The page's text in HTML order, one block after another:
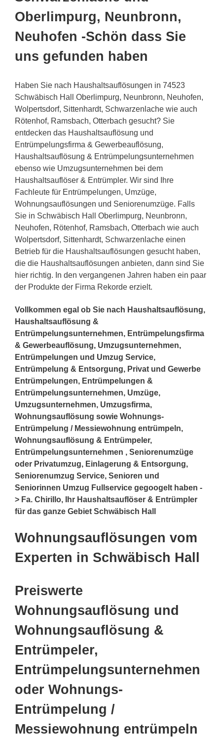
Oberlimpurg, Neunbronn,
Neuhofen -Schön dass Sie
uns gefunden haben
Haben Sie nach Haushaltsauflösungen in 74523
Schwäbisch Hall Oberlimpurg, Neunbronn, Neuhofen,
Wolpertsdorf, Sittenhardt, Schwarzenlache wie auch
Rötenhof, Ramsbach, Otterbach gesucht? Sie
entdecken das Haushaltsauflösung und
Entrümpelungsfirma & Gewerbeauflösung,
Haushaltsauflösung & Entrümpelungsunternehmen
ebenso wie Umzugsunternehmen bei dem
Haushaltsauflöser & Entrümpler. Wir sind Ihre
Fachleute für Entrümpelungen, Umzüge,
Wohnungsauflösungen und Seniorenumzüge. Falls
Sie in Schwäbisch Hall Oberlimpurg, Neunbronn,
Neuhofen, Rötenhof, Ramsbach, Otterbach wie auch
Wolpertsdorf, Sittenhardt, Schwarzenlache einen
Betrieb für die Haushaltsauflösungen gesucht haben,
die die Haushaltsauflösungen anbieten, dann sind Sie
hier richtig. In den vergangenen Jahren haben ein paar
der Produkte der Firma Rekorde erzielt.
Vollkommen egal ob Sie nach Haushaltsauflösung,
Haushaltsauflösung &
Entrümpelungsunternehmen, Entrümpelungsfirma
& Gewerbeauflösung, Umzugsunternehmen,
Entrümpelungen und Umzug Service,
Entrümpelung & Entsorgung, Privat und Gewerbe
Entrümpelungen, Entrümpelungen &
Entrümpelungsunternehmen, Umzüge,
Umzugsunternehmen, Umzugsfirma,
Wohnungsauflösung sowie Wohnungs-
Entrümpelung / Messiewohnung entrümpeln,
Wohnungsauflösung & Entrümpeler,
Entrümpelungsunternehmen , Seniorenumzüge
oder Privatumzug, Einlagerung & Entsorgung,
Seniorenumzug Service, Senioren und
Seniorinnen Umzug Fullservice gegoogelt haben -
> Fa. Chirillo, Ihr Haushaltsauflöser & Entrümpler
für das ganze Gebiet Schwäbisch Hall
Wohnungsauflösungen vom
Experten in Schwäbisch Hall
Preiswerte
Wohnungsauflösung und
Wohnungsauflösung &
Entrümpeler,
Entrümpelungsunternehmen
oder Wohnungs-
Entrümpelung /
Messiewohnung entrümpeln